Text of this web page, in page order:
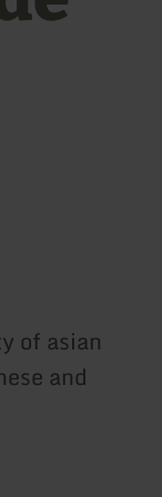
of asian
and